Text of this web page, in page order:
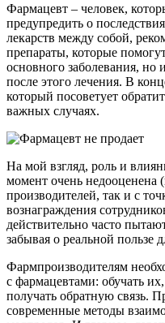
Фармацевт – человек,
предупредить о
лекарств между собой,
препараты, которые
основного заболевания, но
после этого лечения. В
который посоветует
важных случаях.
На мой взгляд, роль и
момент очень недооценена
производителей, так и с
вознаграждения
действительно часто
забывая о реальной пользе
Фармпроизводителям
с фармацевтами: обучать
получать обратную связь.
современные методы